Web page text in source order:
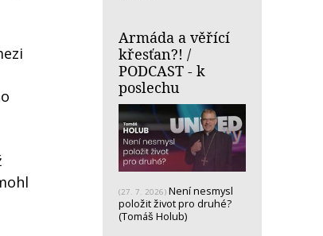
Armáda a věřící
křesťan?! /
PODCAST - k
poslechu
(27. 7. 2026) Není nesmysl
položit život pro druhé?
(Tomáš Holub)